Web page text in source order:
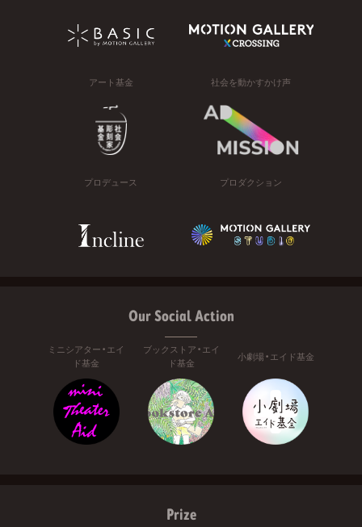
アート基金 社会を動かすかけ声
プロデュース プロダクション
Our Social Action
ミニシアター・エイ
ド基金
ブックストア・エイ
ド基金
小劇場・エイド基金
Prize